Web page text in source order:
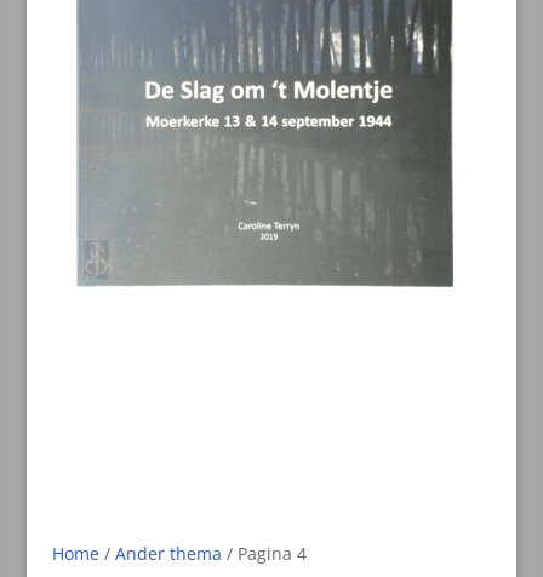
Home/ Ander thema / Pagina 4